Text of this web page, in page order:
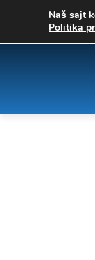
Naš sajt
Politika